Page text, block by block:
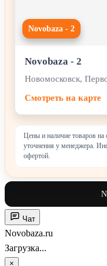
Novobaza - 2
Novobaza - 2
Новомосковск,
Смотреть на карте
Цены и наличие товаров на
уточнения у менеджера.
офертой.
Чат
Novobaza.ru
Загрузка...
×